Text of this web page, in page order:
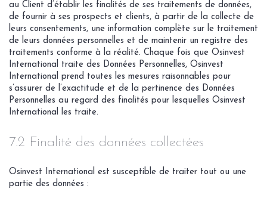
au Client d’établir les finalités de ses traitements de données,
de fournir à ses prospects et clients, à partir de la collecte de
leurs consentements, une information complète sur le traitement
de leurs données personnelles et de maintenir un registre des
traitements conforme à la réalité. Chaque fois que Osinvest
International traite des Données Personnelles, Osinvest
International prend toutes les mesures raisonnables pour
s’assurer de l’exactitude et de la pertinence des Données
Personnelles au regard des finalités pour lesquelles Osinvest
International les traite.
7.2 Finalité des données collectées
Osinvest International est susceptible de traiter tout ou une
partie des données :